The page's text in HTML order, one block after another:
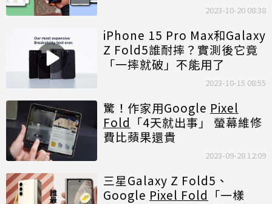
2023-10-20 08:38
iPhone 15 Pro Max和Galaxy
Z Fold5誰耐摔？實測後它竟
「一摔就破」不能用了
2023-10-15 08:55
驚！作家用Google Pixel
Fold 「4天就出事」 螢幕維修
費比蘋果還貴
2023-09-28 12:09
三星Galaxy Z Fold5、
Google Pixel Fold 「一樣